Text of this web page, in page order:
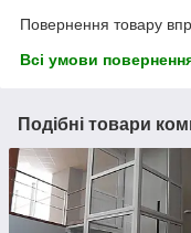
Повернення товару
Всі умови
Подібні товари